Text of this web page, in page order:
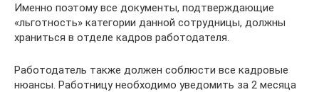
Именно поэтому все документы, подтверждающие
«льготность» категории данной сотрудницы, должны
храниться в отделе кадров работодателя.
Работодатель также должен соблюсти все кадровые
нюансы. Работницу необходимо уведомить за 2 месяца